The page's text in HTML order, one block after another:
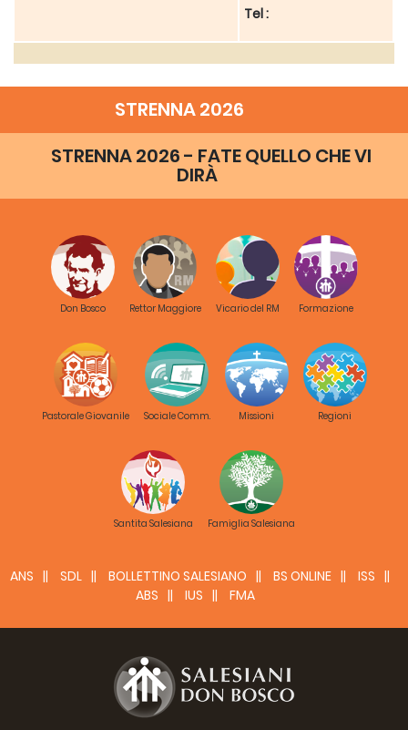
Tel :
Nationalità :
Email :
Tel :
< Prec 1 Seg >
Titolo e Contenuti
Coordinatori Regionali di
Formazione
STRENNA 2026
STRENNA 2026 - FATE QUELLO CHE VI
DIRÀ
Don Bosco Rettor Maggiore Vicario del RM Formazione
Pastorale Giovanile Sociale Comm. Missioni Regioni
Santita Salesiana Famiglia Salesiana
ANS SDL BOLLETTINO SALESIANO BS ONLINE
ISS
ABS
IUS FMA